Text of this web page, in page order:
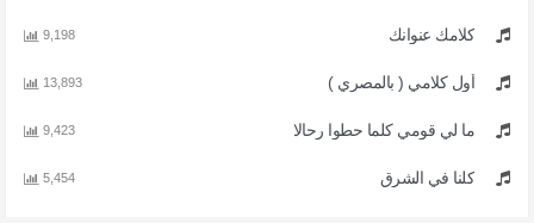
كلامك عنوانك 9,198
أول كلامي ( بالمصري ) 13,893
ما لي قومي كلما حطوا رحالا 9,423
كلنا في الشرق 5,454